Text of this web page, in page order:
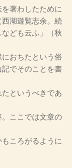
著わしたために
湖遊覧志余。続
ども云ふ」（秋
おちたという俗
でそのことを書
というべきであ
ここでは文章の
ころがるように